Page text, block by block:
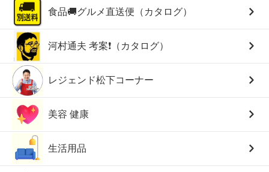
食品🚚グルメ直送便（カタログ）
河村通夫 考案❗（カタログ）
レジェンド松下コーナー
美容 健康
生活用品